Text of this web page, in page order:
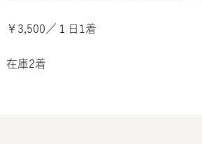
￥3,500／１日1着
在庫2着